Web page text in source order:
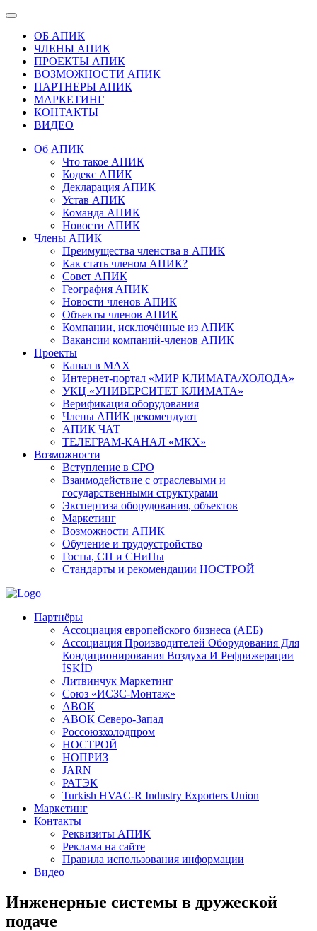
ОБ АПИК
ЧЛЕНЫ АПИК
ПРОЕКТЫ АПИК
ВОЗМОЖНОСТИ АПИК
ПАРТНЕРЫ АПИК
МАРКЕТИНГ
КОНТАКТЫ
ВИДЕО
Об АПИК
Что такое АПИК
Кодекс АПИК
Декларация АПИК
Устав АПИК
Команда АПИК
Новости АПИК
Члены АПИК
Преимущества членства в АПИК
Как стать членом АПИК?
Совет АПИК
География АПИК
Новости членов АПИК
Объекты членов АПИК
Компании, исключённые из АПИК
Вакансии компаний-членов АПИК
Проекты
Канал в MAX
Интернет-портал «МИР КЛИМАТА/ХОЛОДА»
УКЦ «УНИВЕРСИТЕТ КЛИМАТА»
Верификация оборудования
Члены АПИК рекомендуют
АПИК ЧАТ
ТЕЛЕГРАМ-КАНАЛ «МКХ»
Возможности
Вступление в СРО
Взаимодействие с отраслевыми и
государственными структурами
Экспертиза оборудования, объектов
Маркетинг
Возможности АПИК
Обучение и трудоустройство
Госты, СП и СНиПы
Стандарты и рекомендации НОСТРОЙ
Партнёры
Ассоциация европейского бизнеса (АЕБ)
Aссоциация Производителей Оборудования Для
Кондиционирования Воздуха И Рефрижерации
İSKİD
Литвинчук Маркетинг
Союз «ИСЗС-Монтаж»
АВОК
АВОК Северо-Запад
Россоюзхолодпром
НОСТРОЙ
НОПРИЗ
JARN
РАТЭК
Turkish HVAC-R Industry Exporters Union
Маркетинг
Контакты
Реквизиты АПИК
Реклама на сайте
Правила использования информации
Видео
Инженерные системы в дружеской
подаче